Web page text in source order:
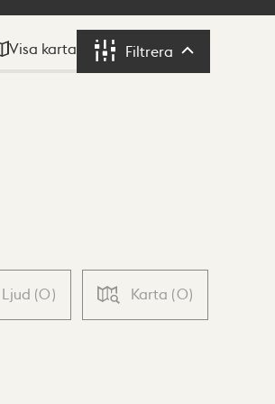
Visa karta Filtrera Filtrera
Ljud (0) Karta (0)